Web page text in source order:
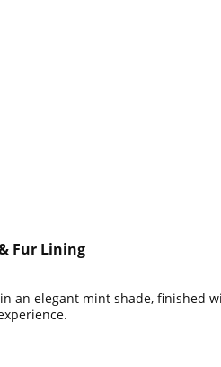
Fur Lining
an elegant mint shade, finished